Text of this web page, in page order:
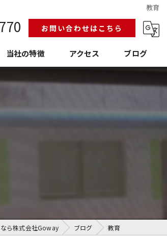
教育
お問い合わせはこちら
当社の特徴
換気空調工事
アクセス ブログ
ら株式会社Goway ブログ 教育